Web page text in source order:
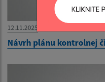
12.11.2025
Návrh plánu kontrolnej